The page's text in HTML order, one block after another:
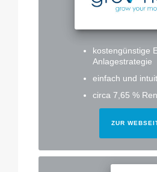
kostengünstige
Anlagestrategie
einfach und
circa 7,65 %
ZUR